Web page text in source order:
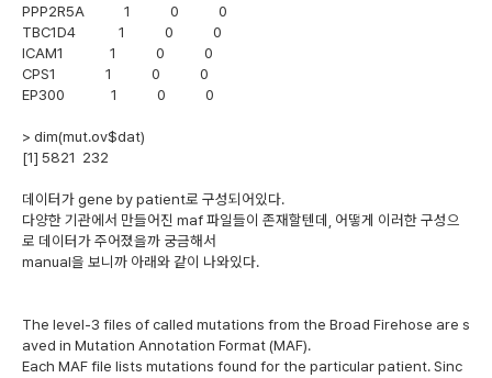
PPP2R5A 1 0 0
TBC1D4 1 0 0
ICAM1 1 0 0
CPS1 1 0 0
EP300 1 0 0
> dim(mut.ov$dat)
[1] 5821 232
데이터가 gene by patient로 구성되어있다.
다양한 기관에서 만들어진 maf 파일들이 존재할텐데, 어떻게 이러한 구성으
로 데이터가 주어졌을까 궁금해서
manual을 보니까 아래와 같이 나와있다.
The level-3 files of called mutations from the Broad Firehose are s
aved in Mutation Annotation Format (MAF).
Each MAF file lists mutations found for the particular patient. Sinc